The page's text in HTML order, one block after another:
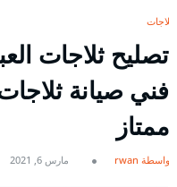
ثلاجات
فني صيانة
ممتاز
بواسطة rwan مارس 6, 2021